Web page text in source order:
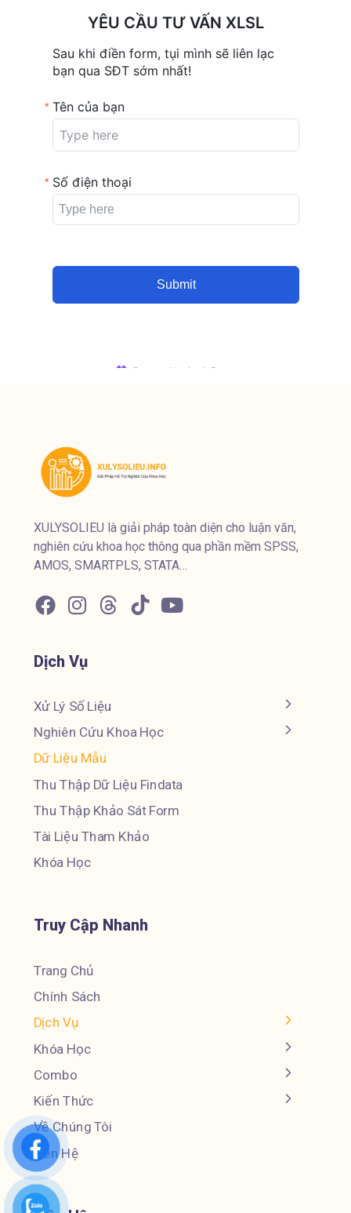
XULYSOLIEU là giải pháp toàn diện cho luận văn,
nghiên cứu khoa học thông qua phần mềm SPSS,
AMOS, SMARTPLS, STATA…
Dịch Vụ
Xử Lý Số Liệu
Nghiên Cứu Khoa Học
Dữ Liệu Mẫu
Thu Thập Dữ Liệu Findata
Thu Thập Khảo Sát Form
Tài Liệu Tham Khảo
Khóa Học
Truy Cập Nhanh
Trang Chủ
Chính Sách
Dịch Vụ
Khóa Học
Combo
Kiến Thức
Về Chúng Tôi
Liên Hệ